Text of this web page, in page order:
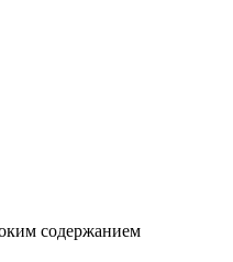
содержанием